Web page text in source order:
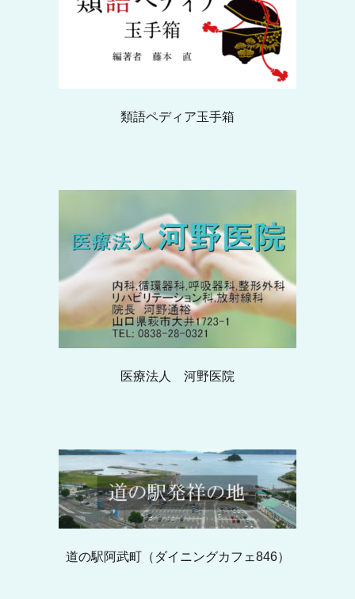
類語ペディア玉手箱
医療法人 河野医院
道の駅阿武町（ダイニングカフェ846）